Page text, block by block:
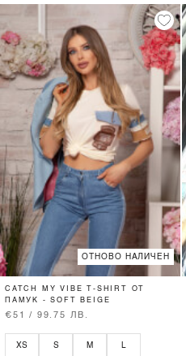
ОТНОВО НАЛИЧЕН
CATCH MY VIBE T-SHIRT ОТ
ПАМУК - SOFT BEIGE
€51 / 99.75 ЛВ.
XS S M